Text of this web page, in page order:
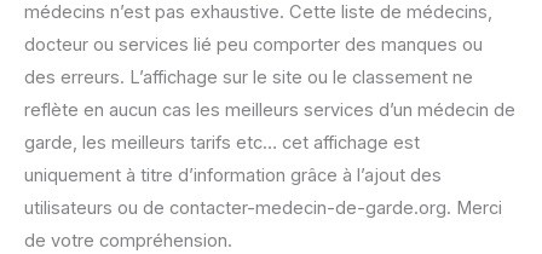
médecins n’est pas exhaustive. Cette liste de médecins,
docteur ou services lié peu comporter des manques ou
des erreurs. L’affichage sur le site ou le classement ne
reflète en aucun cas les meilleurs services d’un médecin de
garde, les meilleurs tarifs etc… cet affichage est
uniquement à titre d’information grâce à l’ajout des
utilisateurs ou de contacter-medecin-de-garde.org. Merci
de votre compréhension.